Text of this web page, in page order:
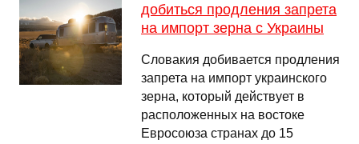
добиться продления запрета
на импорт зерна с Украины
Словакия добивается продления
запрета на импорт украинского
зерна, который действует в
расположенных на востоке
Евросоюза странах до 15